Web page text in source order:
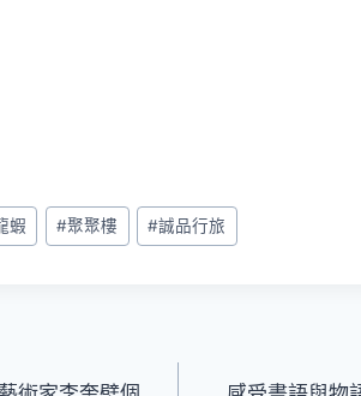
蝦 #聚聚樓 #誠品行旅